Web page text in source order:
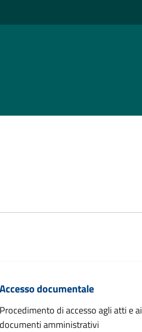
Accesso documentale
Procedimento di accesso agli atti e ai
documenti amministrativi